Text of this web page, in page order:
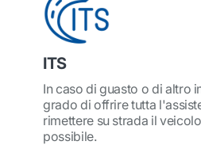
ITS
In caso di guasto o di altro
grado di offrire tutta
rimettere su strada il
possibile.